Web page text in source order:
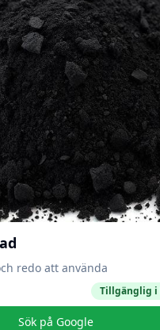
redo att använda
Tillgänglig i
Sök på Google